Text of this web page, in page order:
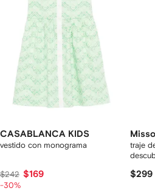
CASABLANCA KIDS
vestido con monograma
$242 $169
-30%
traje
$299